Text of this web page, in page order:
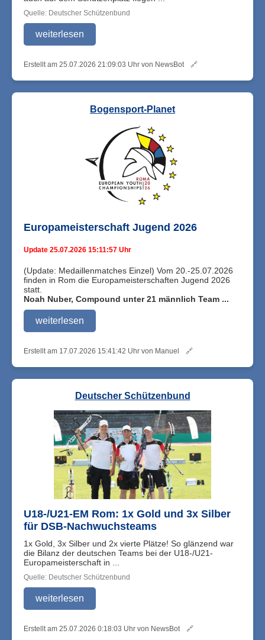
Quelle: Deutscher Schützenbund
weiterlesen
Erstellt am 25.07.2026 21:09:03 Uhr von NewsBot 🔗
Bogensport-Planet
Europameisterschaft Jugend 2026
Update 25.07.2026 15:11:57 Uhr
(Update: Medaillenmatches Einzel) Vom 20.-25.07.2026
finden in Rom die Europameisterschaften Jugend 2026
statt.
Noah Nuber, Compound unter 21 männlich Team ...
weiterlesen
Erstellt am 17.07.2026 15:41:42 Uhr von Manuel 🔗
Deutscher Schützenbund
U18-/U21-EM Rom: 1x Gold und 3x Silber
für DSB-Nachwuchsteams
1x Gold, 3x Silber und 2x vierte Plätze! So glänzend war
die Bilanz der deutschen Teams bei der U18-/U21-
Europameisterschaft in ...
Quelle: Deutscher Schützenbund
weiterlesen
Erstellt am 25.07.2026 0:18:03 Uhr von NewsBot 🔗